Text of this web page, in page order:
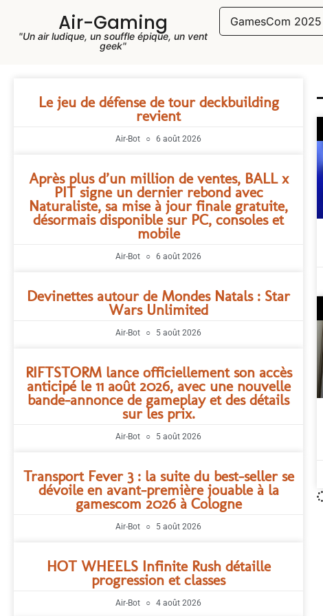
Air-Gaming
"Un air ludique, un souffle épique, un vent
geek"
GamesCom 2025
Le jeu de défense de tour deckbuilding
revient
Air-Bot 6 août 2026
Après plus d’un million de ventes, BALL x
PIT signe un dernier rebond avec
Naturaliste, sa mise à jour finale gratuite,
désormais disponible sur PC, consoles et
mobile
Air-Bot 6 août 2026
Devinettes autour de Mondes Natals : Star
Wars Unlimited
Air-Bot 5 août 2026
RIFTSTORM lance officiellement son accès
anticipé le 11 août 2026, avec une nouvelle
bande-annonce de gameplay et des détails
sur les prix.
Air-Bot 5 août 2026
Transport Fever 3 : la suite du best-seller se
dévoile en avant-première jouable à la
gamescom 2026 à Cologne
Air-Bot 5 août 2026
HOT WHEELS Infinite Rush détaille
progression et classes
Air-Bot 4 août 2026